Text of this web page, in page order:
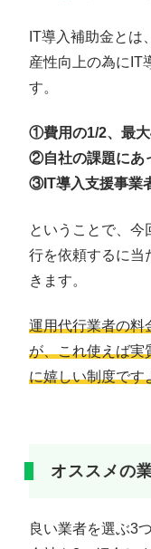
IT導入補助金とは
産性向上の為にIT
す。
①費用の1/2、最
②自社の課題にあ
③IT導入支援事業
ということで、
行を依頼するに当
きます。
運用代行業者の料
が、これ使えば実
に嬉しい制度です
オススメの
良い業者を選ぶ3